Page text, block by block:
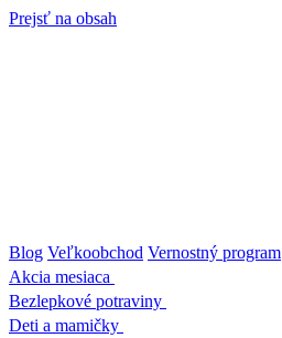
Prejsť na obsah
Blog Veľkoobchod Vernostný program
Akcia mesiaca
Bezlepkové potraviny
Deti a mamičky